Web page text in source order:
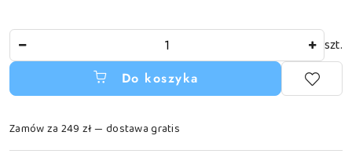
szt.
Do koszyka
Zamów za 249 zł — dostawa gratis